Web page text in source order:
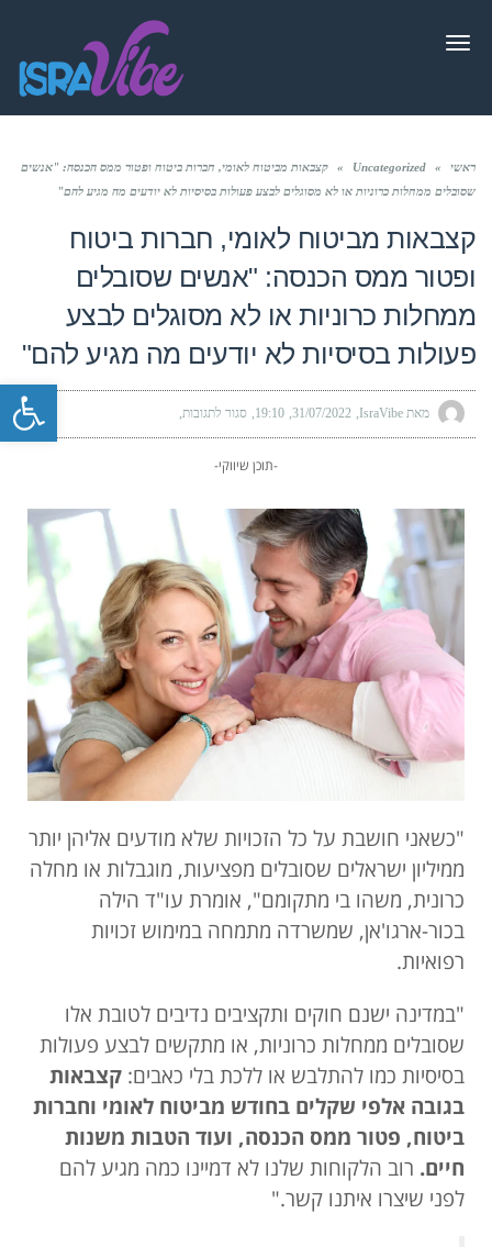
תפריט
ראשי »
Uncategorized
»
קצבאות מביטוח לאומי, חברות ביטוח ופטור ממס הכנסה: "אנשים
שסובלים ממחלות כרוניות או לא מסוגלים לבצע פעולות בסיסיות לא יודעים מה מגיע להם"
קצבאות מביטוח לאומי, חברות ביטוח
ופטור ממס הכנסה: "אנשים שסובלים
ממחלות כרוניות או לא מסוגלים לבצע
פעולות בסיסיות לא יודעים מה מגיע להם"
מאת IsraVibe 31/07/2022
19:10 סגור לתגובות
-תוכן שיווקי-
"כשאני חושבת על כל הזכויות שלא מודעים אליהן יותר
ממיליון ישראלים שסובלים מפציעות, מוגבלות או מחלה
כרונית, משהו בי מתקומם", אומרת עו"ד הילה
בכור-ארגו'אן, שמשרדה מתמחה במימוש זכויות
רפואיות.
"במדינה ישנם חוקים ותקציבים נדיבים לטובת אלו
שסובלים ממחלות כרוניות, או מתקשים לבצע פעולות
בסיסיות כמו להתלבש או ללכת בלי כאבים: קצבאות
בגובה אלפי שקלים בחודש מביטוח לאומי וחברות
ביטוח, פטור ממס הכנסה, ועוד הטבות משנות
חיים. רוב הלקוחות שלנו לא דמיינו כמה מגיע להם
לפני שיצרו איתנו קשר."
פתח